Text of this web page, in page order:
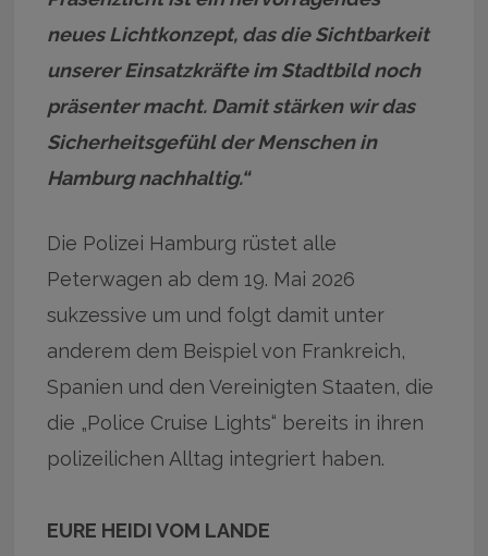
neues Lichtkonzept, das die Sichtbarkeit
unserer Einsatzkräfte im Stadtbild noch
präsenter macht. Damit stärken wir das
Sicherheitsgefühl der Menschen in
Hamburg nachhaltig.“
Die Polizei Hamburg rüstet alle
Peterwagen ab dem 19. Mai 2026
sukzessive um und folgt damit unter
anderem dem Beispiel von Frankreich,
Spanien und den Vereinigten Staaten, die
die „Police Cruise Lights“ bereits in ihren
polizeilichen Alltag integriert haben.
EURE HEIDI VOM LANDE